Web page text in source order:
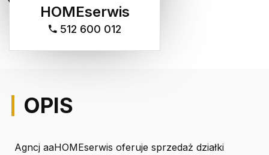
HOMEserwis
512 600 012
OPIS
Agncj aaHOMEserwis oferuje sprzedaż działki